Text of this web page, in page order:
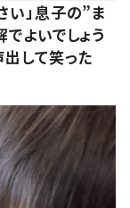
い」息子の”ま
よいでしょう
して笑った